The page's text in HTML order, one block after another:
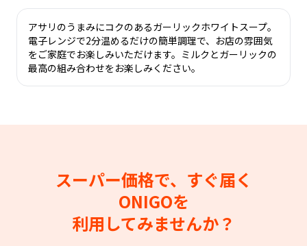
アサリのうまみにコクのあるガーリックホワイトスープ。
電子レンジで2分温めるだけの簡単調理で、お店の雰囲気
をご家庭でお楽しみいただけます。ミルクとガーリックの
最高の組み合わせをお楽しみください。
スーパー価格で、すぐ届く
ONIGOを
利用してみませんか？